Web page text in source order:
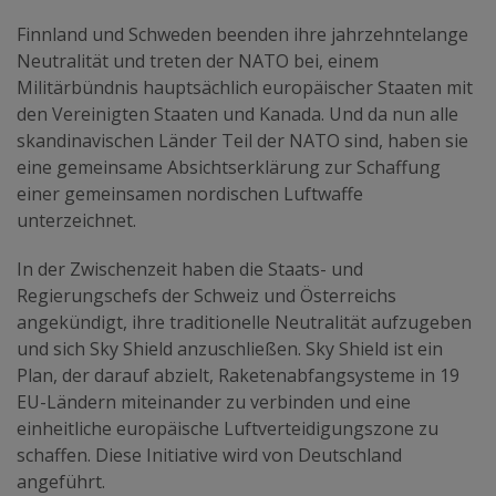
Finnland und Schweden beenden ihre jahrzehntelange
Neutralität und treten der NATO bei, einem
Militärbündnis hauptsächlich europäischer Staaten mit
den Vereinigten Staaten und Kanada. Und da nun alle
skandinavischen Länder Teil der NATO sind, haben sie
eine gemeinsame Absichtserklärung zur Schaffung
einer gemeinsamen nordischen Luftwaffe
unterzeichnet.
In der Zwischenzeit haben die Staats- und
Regierungschefs der Schweiz und Österreichs
angekündigt, ihre traditionelle Neutralität aufzugeben
und sich Sky Shield anzuschließen. Sky Shield ist ein
Plan, der darauf abzielt, Raketenabfangsysteme in 19
EU-Ländern miteinander zu verbinden und eine
einheitliche europäische Luftverteidigungszone zu
schaffen. Diese Initiative wird von Deutschland
angeführt.